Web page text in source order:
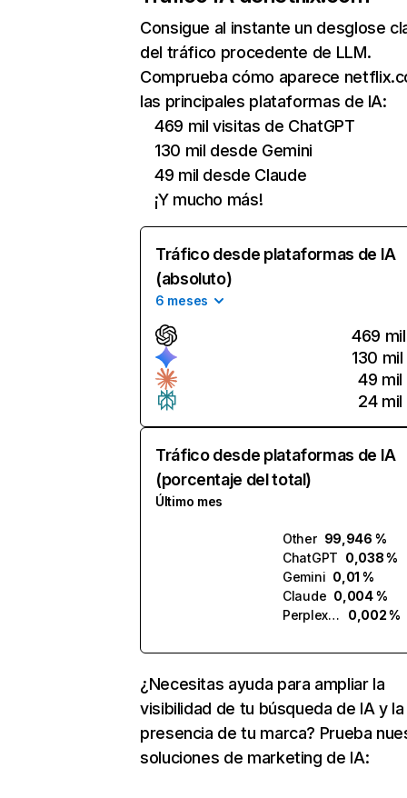
Consigue al instante un desglose
del tráfico procedente de LLM.
Comprueba cómo aparece
las principales plataformas de IA:
469 mil visitas de ChatGPT
130 mil desde Gemini
49 mil desde Claude
¡Y mucho más!
Tráfico desde plataformas de IA
(absoluto)
6 meses
469 mil
130 mil
49 mil
24 mil
Tráfico desde plataformas de IA
(porcentaje del total)
Último mes
Other 99,946 %
ChatGPT 0,038 %
Gemini 0,01 %
Claude 0,004 %
Perplexity
0,002 %
¿Necesitas ayuda para ampliar la
visibilidad de tu búsqueda de IA y la
presencia de tu marca? Prueba
soluciones de marketing de IA: